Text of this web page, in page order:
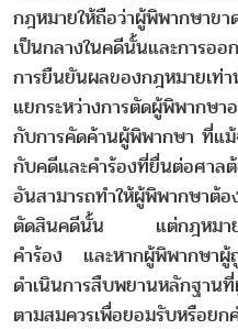
กฎหมายให้ถือว่าผู้พิพากษาข
เป็นกลางในคดีนั้นและการออ
การยืนยันผลของกฎหมายเท่
แยกระหว่างการตัดผู้พิพากษ
กับการคัดค้านผู้พิพากษา ที่แม้
กับคดีและคำร้องที่ยื่นต่อศา
อันสามารถทำให้ผู้พิพากษาต้
ตัดสินคดีนั้น แต่กฎหมายก็มี
คำร้อง และหากผู้พิพากษา
ดำเนินการสืบพยานหลักฐาน
ตามสมควรเพื่อยอมรับหรือย